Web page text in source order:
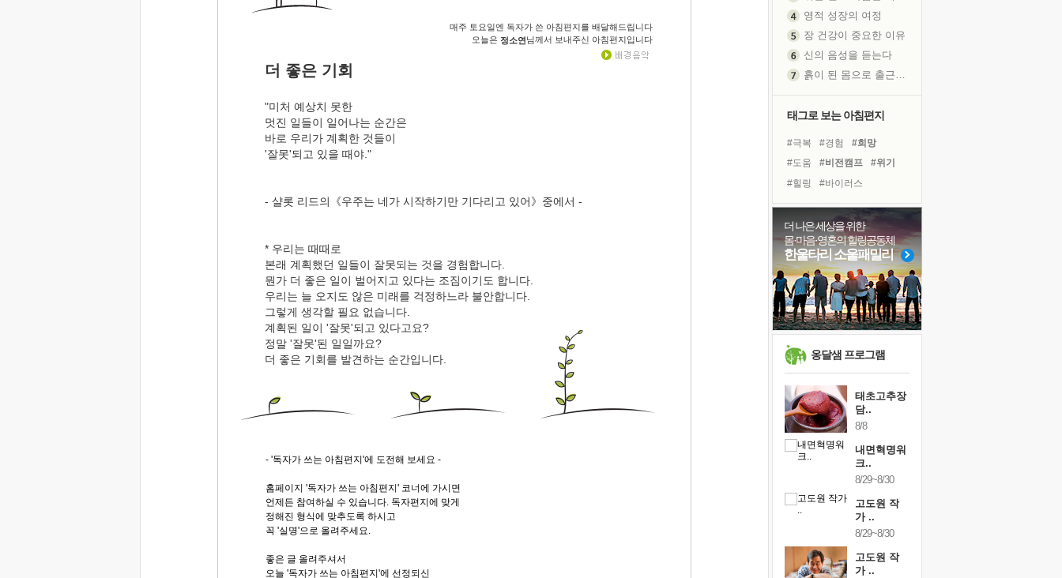
매주 토요일엔 독자가 쓴 아침편지를 배달해드립니다
오늘은 정소연님께서 보내주신 아침편지입니다
더 좋은 기회
"미처 예상치 못한
멋진 일들이 일어나는 순간은
바로 우리가 계획한 것들이
'잘못'되고 있을 때야."
- 샬롯 리드의《우주는 네가 시작하기만 기다리고 있어》중에서 -
* 우리는 때때로
본래 계획했던 일들이 잘못되는 것을 경험합니다.
뭔가 더 좋은 일이 벌어지고 있다는 조짐이기도 합니다.
우리는 늘 오지도 않은 미래를 걱정하느라 불안합니다.
그렇게 생각할 필요 없습니다.
계획된 일이 '잘못'되고 있다고요?
정말 '잘못'된 일일까요?
더 좋은 기회를 발견하는 순간입니다.
- '독자가 쓰는 아침편지'에 도전해 보세요 -
홈페이지 '독자가 쓰는 아침편지' 코너에 가시면
언제든 참여하실 수 있습니다. 독자편지에 맞게
정해진 형식에 맞추도록 하시고
꼭 '실명'으로 올려주세요.
좋은 글 올려주셔서
오늘 '독자가 쓰는 아침편지'에 선정되신
영적 성장의 여정
장 건강이 중요한 이유
신의 음성을 듣는다
흙이 된 몸으로 출근하는 여자
졸업식 사진을 보며
아픈 아버지를 위한 공간 설계
극심한 변비, 어깨결림, 수면 장애
보고 싶은 어머니
유년 시절의 부산 영도 바다
못된 꼰대들
거울 속의 나
희망이란
'모른다'는 것
태그로 보는 아침편지
#극복 #경험
#희망
#도움
#비전캠프
#위기
#힐링
#바이러스
#선택
#다짐
#계획
#명상
#아이들
#링컨학교
#독서
#사람
#독서캠프
#나눔
#유튜브
#건강 #친구
더 나은 세상을 위한
몸·마음·영혼의 힐링공동체
한울타리 소울패밀리
옹달샘 프로그램
태초고추장
담..
8/8
내면혁명워
크..
8/29~8/30
고도원 작
가 ..
8/29~8/30
고도원 작
가 ..